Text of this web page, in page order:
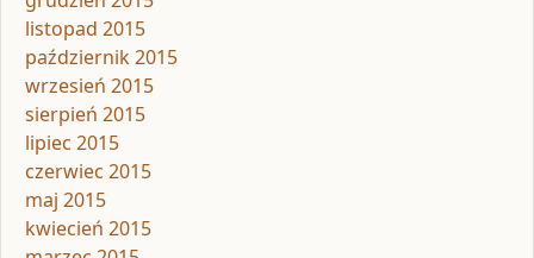
listopad 2015
październik 2015
wrzesień 2015
sierpień 2015
lipiec 2015
czerwiec 2015
maj 2015
kwiecień 2015